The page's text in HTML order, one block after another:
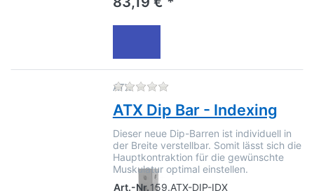
ATX Zu diesem Produkt liegen
ATX Dip Bar - Indexing
Dieser neue Dip-Barren ist individuell in
der Breite verstellbar. Somit lässt sich die
Hauptkontraktion für die gewünschte
Muskulatur optimal einstellen.
Art.-Nr.159.ATX-DIP-IDX